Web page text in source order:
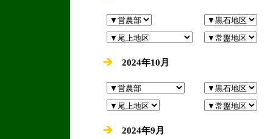
2024年10月
2024年9月